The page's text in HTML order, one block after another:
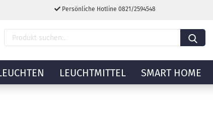
Persönliche Hotline 0821/2594548
LEUCHTMITTEL SMART HOME